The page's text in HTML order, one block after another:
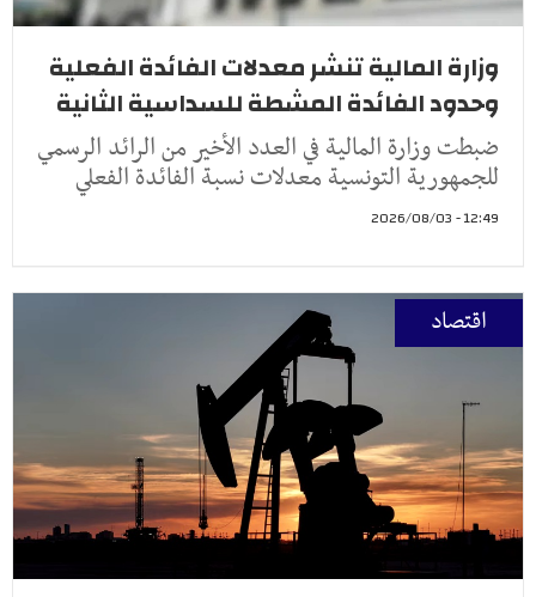
وزارة المالية تنشر معدلات الفائدة الفعلية
وحدود الفائدة المشطة للسداسية الثانية
ضبطت وزارة المالية في العدد الأخير من الرائد الرسمي
للجمهورية التونسية معدلات نسبة الفائدة الفعلي
12:49 - 2026/08/03
اقتصاد